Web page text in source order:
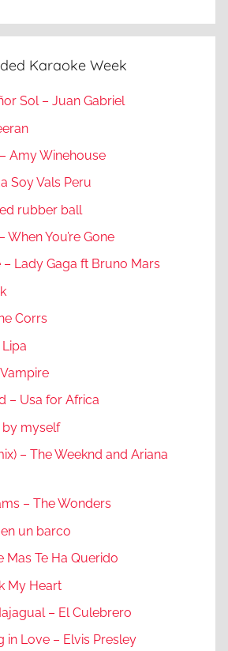
Karaoke Week
Sol – Juan Gabriel
Amy Winehouse
Soy Vals Peru
rubber ball
When You’re Gone
– Lady Gaga ft Bruno Mars
Corrs
– Usa for Africa
by myself
– The Weeknd and Ariana
– The Wonders
un barco
Mas Te Ha Querido
My Heart
– El Culebrero
in Love – Elvis Presley